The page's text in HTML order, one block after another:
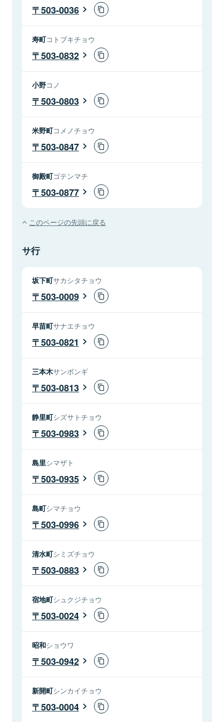
503-0036
寿町コトブキチョウ
503-0832
小野コノ
503-0803
米野町コメノチョウ
503-0847
御殿町ゴテンマチ
503-0877
このページの先頭に戻る
サ行
坂下町サカシタチョウ
503-0009
早苗町サナエチョウ
503-0821
三本木サンボンギ
503-0813
静里町シズサトチョウ
503-0983
島里シマザト
503-0935
島町シマチョウ
503-0996
清水町シミズチョウ
503-0883
宿地町シュクジチョウ
503-0024
昭和ショウワ
503-0942
新開町シンカイチョウ
503-0004